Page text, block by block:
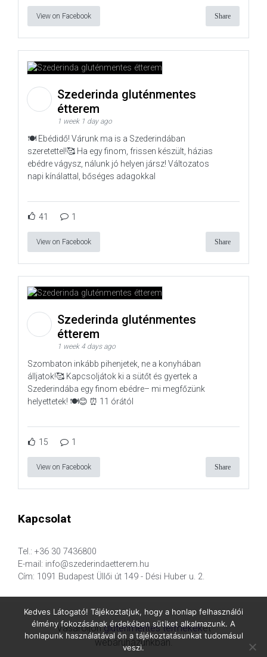
View on Facebook Share
Szederinda gluténmentes
étterem
1 week 1 day ago
🍽️ Ebédidő! Várunk ma is a Szederindában
szeretettel!🥰 Ha egy finom, frissen készült, házias
ebédre vágysz, nálunk jó helyen jársz! Változatos
napi kínálattal, bőséges adagokkal
41 1
View on Facebook Share
Szederinda gluténmentes
étterem
1 week 4 days ago
Szombaton inkább pihenjetek, ne a konyhában
álljatok!🥰 Kapcsoljátok ki a sütőt és gyertek a
Szederindába egy finom ebédre– mi megfőzünk
helyettetek! 🍽️😊 ⏰ 11 órától
15 1
View on Facebook Share
Kapcsolat
Tel.: +36 30 7436800
E-mail: info@szederindaetterem.hu
Cím: 1091 Budapest Üllői út 149 - Dési Huber u. 2.
Vásároljongluténmentes termékeket
webáruházunkban.
Kedves Látogató! Tájékoztatjuk, hogy a honlap felhasználói
élmény fokozásának érdekében sütiket alkalmazunk. A
honlapunk használatával ön a tájékoztatásunkat tudomásul
veszi.